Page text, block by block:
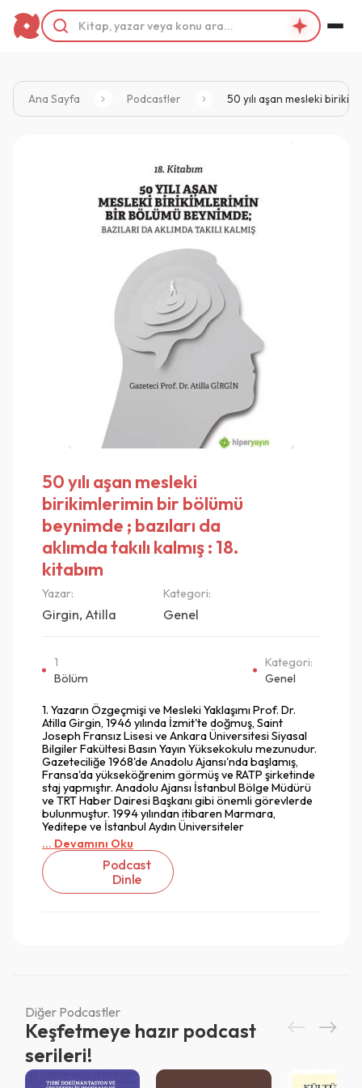
Ana Sayfa Podcastler 50 yılı aşan mesleki
50 yılı aşan mesleki
birikimlerimin bir bölümü
beynimde ; bazıları da
aklımda takılı kalmış : 18.
kitabım
Yazar:
Girgin, Atilla
Kategori:
Genel
1
Bölüm
Kategori:
Genel
1. Yazarın Özgeçmişi ve Mesleki Yaklaşımı Prof. Dr.
Atilla Girgin, 1946 yılında İzmit'te doğmuş, Saint
Joseph Fransız Lisesi ve Ankara Üniversitesi Siyasal
Bilgiler Fakültesi Basın Yayın Yüksekokulu mezunudur.
Gazeteciliğe 1968'de Anadolu Ajansı'nda başlamış,
Fransa'da yükseköğrenim görmüş ve RATP şirketinde
staj yapmıştır. Anadolu Ajansı İstanbul Bölge Müdürü
ve TRT Haber Dairesi Başkanı gibi önemli görevlerde
bulunmuştur. 1994 yılından itibaren Marmara,
Yeditepe ve İstanbul Aydın Üniversiteler
... Devamını Oku
Podcast
Dinle
Diğer Podcastler
Keşfetmeye hazır podcast
serileri!
Vazgeç